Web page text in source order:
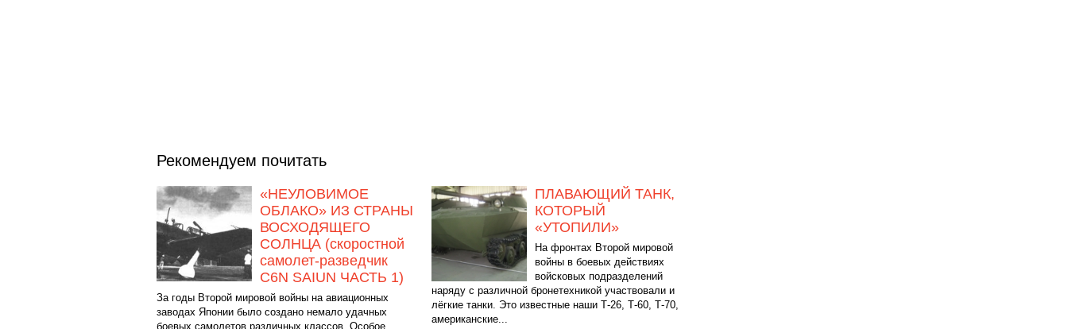
Рекомендуем почитать
«НЕУЛОВИМОЕ
ОБЛАКО» ИЗ СТРАНЫ
ВОСХОДЯЩЕГО
СОЛНЦА (скоростной
самолет-разведчик
C6N SAIUN ЧАСТЬ 1)
За годы Второй мировой войны на авиационных
заводах Японии было создано немало удачных
боевых самолетов различных классов. Особое
ПЛАВАЮЩИЙ ТАНК,
КОТОРЫЙ
«УТОПИЛИ»
На фронтах Второй мировой
войны в боевых действиях
войсковых подразделений
наряду с различной бронетехникой участвовали и
лёгкие танки. Это известные наши Т-26, Т-60, Т-70,
американские...